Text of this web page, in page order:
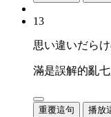
13
思い違いだら
滿是誤解的亂
重覆這句 播放